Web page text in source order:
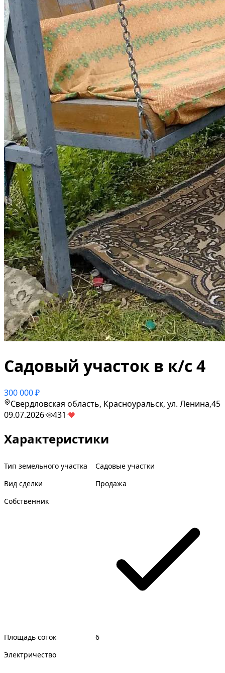
Садовый участок в к/с 4
300 000 ₽
Свердловская область, Красноуральск, ул. Ленина,45
09.07.2026· 431·
Характеристики
Тип земельного участка
Садовые участки
Вид сделки
Продажа
Собственник
Площадь соток
6
Электричество